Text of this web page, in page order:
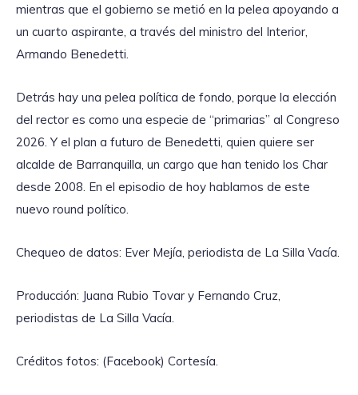
mientras que el gobierno se metió en la pelea apoyando a
un cuarto aspirante, a través del ministro del Interior,
Armando Benedetti.
Detrás hay una pelea política de fondo, porque la elección
del rector es como una especie de “primarias” al Congreso
2026. Y el plan a futuro de Benedetti, quien quiere ser
alcalde de Barranquilla, un cargo que han tenido los Char
desde 2008. En el episodio de hoy hablamos de este
nuevo round político.
Chequeo de datos: Ever Mejía, periodista de La Silla Vacía.
Producción: Juana Rubio Tovar y Fernando Cruz,
periodistas de La Silla Vacía.
Créditos fotos: (Facebook) Cortesía.